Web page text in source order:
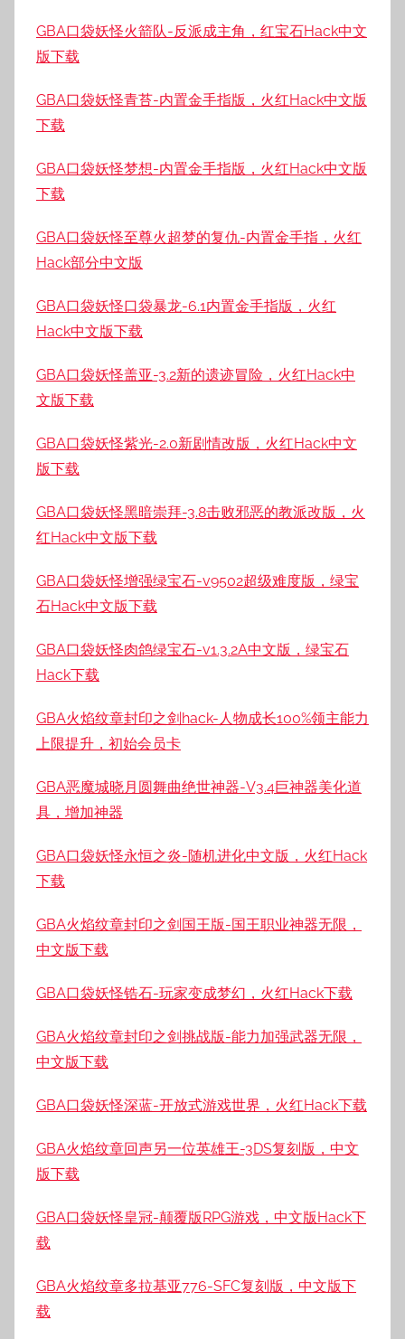
GBA口袋妖怪火箭队-反派成主角，红宝石Hack中文
版下载
GBA口袋妖怪青苔-内置金手指版，火红Hack中文版
下载
GBA口袋妖怪梦想-内置金手指版，火红Hack中文版
下载
GBA口袋妖怪至尊火超梦的复仇-内置金手指，火红
Hack部分中文版
GBA口袋妖怪口袋暴龙-6.1内置金手指版，火红
Hack中文版下载
GBA口袋妖怪盖亚-3.2新的遗迹冒险，火红Hack中
文版下载
GBA口袋妖怪紫光-2.0新剧情改版，火红Hack中文
版下载
GBA口袋妖怪黑暗崇拜-3.8击败邪恶的教派改版，火
红Hack中文版下载
GBA口袋妖怪增强绿宝石-v9502超级难度版，绿宝
石Hack中文版下载
GBA口袋妖怪肉鸽绿宝石-v1.3.2A中文版，绿宝石
Hack下载
GBA火焰纹章封印之剑hack-人物成长100%领主能力
上限提升，初始会员卡
GBA恶魔城晓月圆舞曲绝世神器-V3.4巨神器美化道
具，增加神器
GBA口袋妖怪永恒之炎-随机进化中文版，火红Hack
下载
GBA火焰纹章封印之剑国王版-国王职业神器无限，
中文版下载
GBA口袋妖怪锆石-玩家变成梦幻，火红Hack下载
GBA火焰纹章封印之剑挑战版-能力加强武器无限，
中文版下载
GBA口袋妖怪深蓝-开放式游戏世界，火红Hack下载
GBA火焰纹章回声另一位英雄王-3DS复刻版，中文
版下载
GBA口袋妖怪皇冠-颠覆版RPG游戏，中文版Hack下
载
GBA火焰纹章多拉基亚776-SFC复刻版，中文版下
载